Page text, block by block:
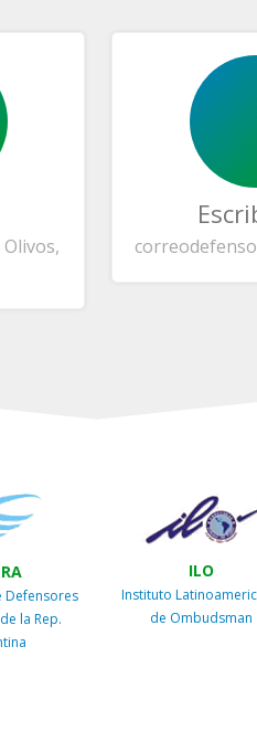
correo
Defensores
la Rep.
ILO
Instituto
de Ombudsman